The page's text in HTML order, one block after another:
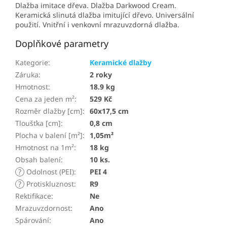
Dlažba imitace dřeva. Dlažba Darkwood Cream.
Keramická slinutá dlažba imitující dřevo. Universální
použití. Vnitřní i venkovní mrazuvzdorná dlažba.
Doplňkové parametry
Kategorie:
Keramické dlažby
Záruka:
2 roky
Hmotnost:
18.9 kg
Cena za jeden m²:
529 Kč
Rozměr dlažby [cm]: 60x17,5 cm
Tloušťka [cm]:
0,8 cm
Plocha v balení [m²]:
1,05m²
Hmotnost na 1m²:
18 kg
Obsah balení:
10 ks.
? Odolnost (PEI):
PEI 4
? Protiskluznost:
R9
Rektifikace:
Ne
Mrazuvzdornost:
Ano
Spárování:
Ano